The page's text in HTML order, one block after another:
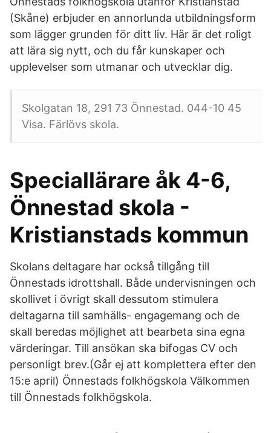
(Skåne) erbjuder en annorlunda utbildningsform
som lägger grunden för ditt liv. Här är det roligt
att lära sig nytt, och du får kunskaper och
upplevelser som utmanar och utvecklar dig.
Skolgatan 18, 291 73 Önnestad. 044-10 45
Visa. Färlövs skola.
Speciallärare åk 4-6,
Önnestad skola -
Kristianstads kommun
Skolans deltagare har också tillgång till
Önnestads idrottshall. Både undervisningen och
skollivet i övrigt skall dessutom stimulera
deltagarna till samhälls- engagemang och de
skall beredas möjlighet att bearbeta sina egna
värderingar. Till ansökan ska bifogas CV och
personligt brev.(Går ej att komplettera efter den
15:e april) Önnestads folkhögskola Välkommen
till Önnestads folkhögskola.